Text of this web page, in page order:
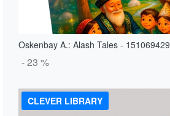
Oskenbay A.: Alash Tales - 151069429
- 23 %
CLEVER LIBRARY